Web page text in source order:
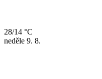
28/14 °C
neděle 9. 8.